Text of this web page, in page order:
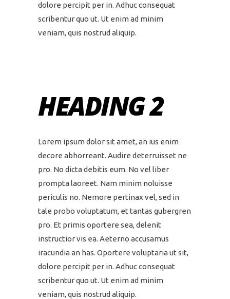
dolore percipit per in. Adhuc consequat
scribentur quo ut. Ut enim ad minim
veniam, quis nostrud aliquip.
HEADING 2
Lorem ipsum dolor sit amet, an ius enim
decore abhorreant. Audire deterruisset ne
pro. No dicta debitis eum. No vel liber
prompta laoreet. Nam minim noluisse
periculis no. Nemore pertinax vel, sed in
tale probo voluptatum, et tantas gubergren
pro. Et primis oportere sea, delenit
instructior vis ea. Aeterno accusamus
iracundia an has. Oportere voluptaria ut sit,
dolore percipit per in. Adhuc consequat
scribentur quo ut. Ut enim ad minim
veniam, quis nostrud aliquip.